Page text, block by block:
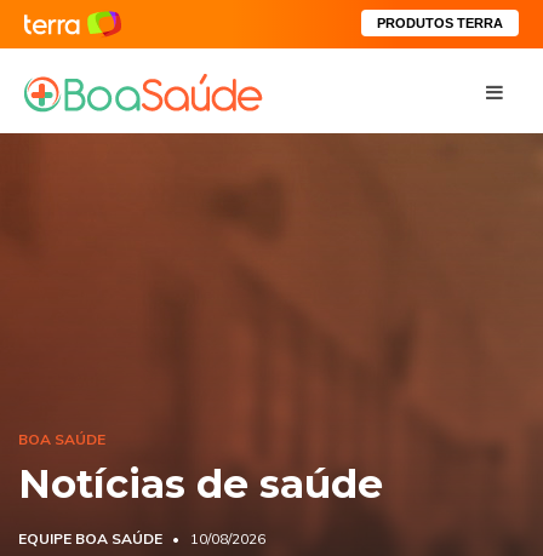
PRODUTOS TERRA
BOA SAÚDE
Notícias de saúde
EQUIPE BOA SAÚDE 10/08/2026